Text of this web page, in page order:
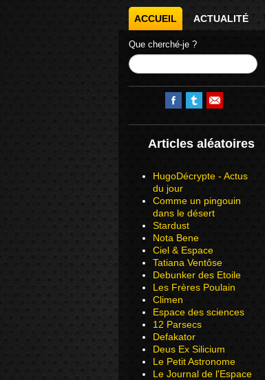
ACCUEIL ACTUALITÉ
Que cherché-je ?
Articles aléatoires
HugoDécrypte - Actus
du jour
Comme un pingouin
dans le désert
Stardust
Nota Bene
Ciel & Espace
Tatiana Ventôse
Debunker des Etoile
Les Frères Poulain
Climen
Espace des sciences
12 Parsecs
Defakator
Deus Ex Silicium
Le Petit Astronome
Le Journal de l'Espace